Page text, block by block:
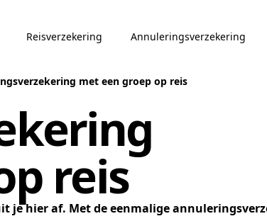
Reisverzekering Annuleringsverzekering
met een groep op reis
reis
je hier af. Met de eenmalige